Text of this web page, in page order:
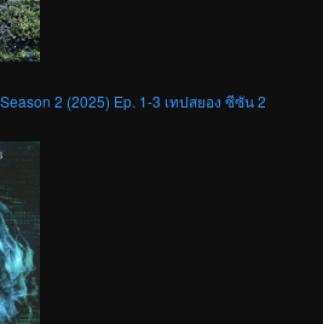
2 (2025) Ep. 1-3 เทปสยอง ซีซัน 2